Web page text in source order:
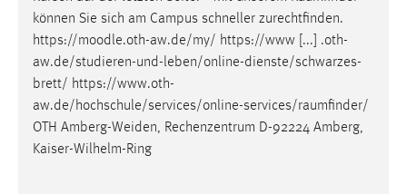
können Sie sich am Campus schneller zurechtfinden.
https://moodle.oth-aw.de/my/ https://www [...] .oth-
aw.de/studieren-und-leben/online-dienste/schwarzes-
brett/ https://www.oth-
aw.de/hochschule/services/online-services/raumfinder/
OTH Amberg-Weiden, Rechenzentrum D-92224 Amberg,
Kaiser-Wilhelm-Ring
Sie tun dies, indem sie Besucher über Websites
hinweg verfolgen.
Google Ads
Name:
_gcl_au